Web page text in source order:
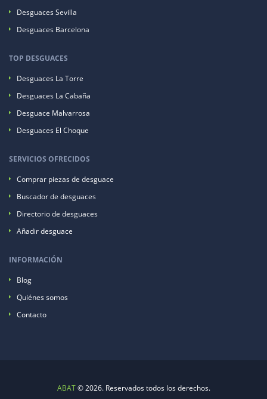
Desguaces Sevilla
Desguaces Barcelona
TOP DESGUACES
Desguaces La Torre
Desguaces La Cabaña
Desguace Malvarrosa
Desguaces El Choque
SERVICIOS OFRECIDOS
Comprar piezas de desguace
Buscador de desguaces
Directorio de desguaces
Añadir desguace
INFORMACIÓN
Blog
Quiénes somos
Contacto
ABAT© 2026. Reservados todos los derechos.